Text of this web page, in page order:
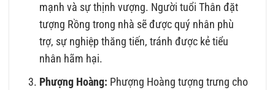
mạnh và sự thịnh vượng. Người tuổi Thân đặt
tượng Rồng trong nhà sẽ được quý nhân phù
trợ, sự nghiệp thăng tiến, tránh được kẻ tiểu
nhân hãm hại.
Phượng Hoàng: Phượng Hoàng tượng trưng cho